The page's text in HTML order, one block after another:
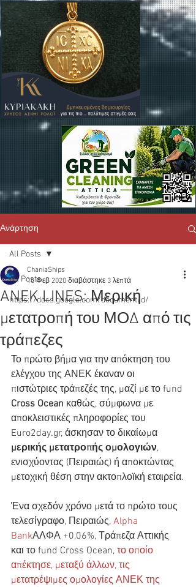
Ανάρτηση
All Posts
https://docs.google.com/document/d/
All Posts
ANEK LINES: Μερική
μετατροπή του ΜΟΔ από τις
τράπεζες
ChaniaShips
10 Φεβ 2020 διαβάστηκε 3 λεπτά
Το πρώτο βήμα για την απόκτηση του
ελέγχου της ΑΝΕΚ έκαναν οι
πιστώτριες τράπεζές της, μαζί με το fund
Cross Ocean καθώς, σύμφωνα με
αποκλειστικές πληροφορίες του
Euro2day.gr, άσκησαν το δικαίωμα
μερικής μετατροπής ομολογιών,
ενισχύοντας (Πειραιώς) ή αποκτώντας
μετοχική θέση στην ακτοπλοϊκή εταιρεία.
Ένα σχεδόν χρόνο μετά το πρώτο τους
τελεσίγραφο, Πειραιώς, Alpha
BankΑΛΦΑ +0,06%, Τράπεζα Αττικής
και το fund Cross Ocean, το οποίο
απέκτησε, μεταξύ άλλων, τις
μετατρέψιμες ομολογίες ΑΝΕΚ της